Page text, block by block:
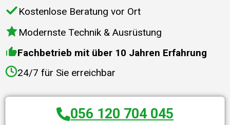
Kostenlose Beratung vor Ort
Modernste Technik & Ausrüstung
Fachbetrieb mit über 10 Jahren Erfahrung
24/7 für Sie erreichbar
056 120 704 045